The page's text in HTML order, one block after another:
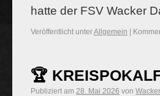
hatte der FSV Wacker
Veröffentlicht unterAllgemein
🏆
Publiziert am 28. Mai 2026 von